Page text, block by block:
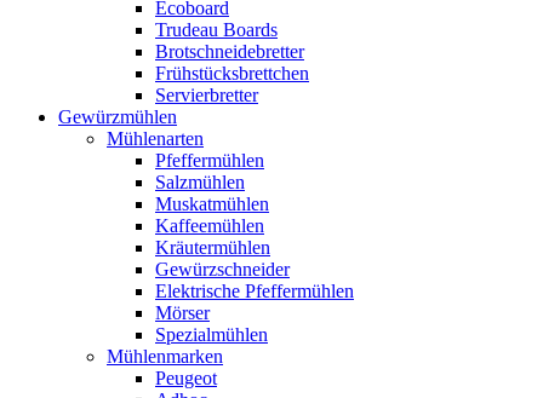
Ecoboard
Trudeau Boards
Brotschneidebretter
Frühstücksbrettchen
Servierbretter
Gewürzmühlen
Mühlenarten
Pfeffermühlen
Salzmühlen
Muskatmühlen
Kaffeemühlen
Kräutermühlen
Gewürzschneider
Elektrische Pfeffermühlen
Mörser
Spezialmühlen
Mühlenmarken
Peugeot